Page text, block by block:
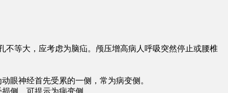
等大，应考虑为脑疝。颅压增高病人呼吸突然停止或腰椎
眼神经首先受累的一侧，常为病变侧。
侧，可提示为病变侧。